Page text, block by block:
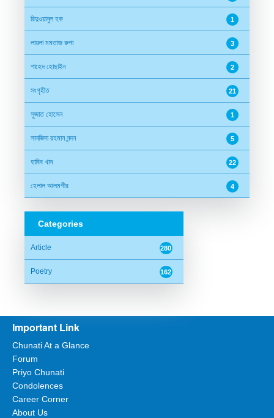
রিদুওয়ানুল হক 1
লায়লা মমতাজ রুপা 3
শাহেদ হোছাইন 2
সংগৃহীত 21
সুজাত হোসেন 1
সানজিদা রহমান নন্দন 5
হাবিব খান 22
হেলাল আলমগীর 4
Categories
Article 280
Poetry 162
Important Link
Chunati At a Glance
Forum
Priyo Chunati
Condolences
Career Corner
About Us